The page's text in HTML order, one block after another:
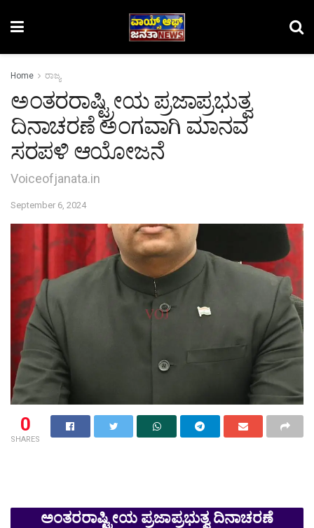
Home ರಾಜ್ಯ
ಅಂತರರಾಷ್ಟ್ರೀಯ ಪ್ರಜಾಪ್ರಭುತ್ವ
ದಿನಾಚರಣೆ ಅಂಗವಾಗಿ ಮಾನವ
ಸರಪಳಿ ಆಯೋಜನೆ
Voiceofjanata.in
September 6, 2024
0
SHARES
ಅಂತರರಾಷ್ಟ್ರೀಯ ಪ್ರಜಾಪ್ರಭುತ್ವ ದಿನಾಚರಣೆ